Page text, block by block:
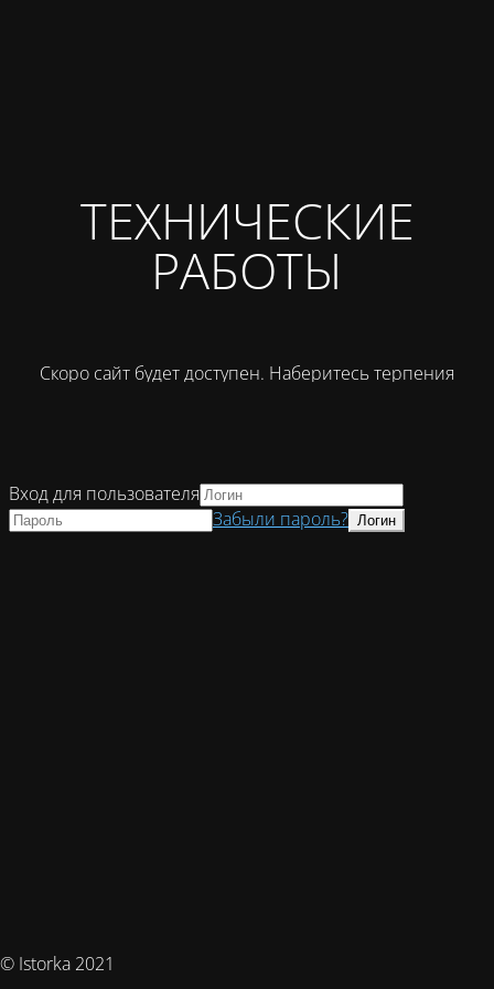
ТЕХНИЧЕСКИЕ
РАБОТЫ
Скоро сайт будет доступен. Наберитесь терпения
© Istorka 2021
Вход для пользователя
Забыли пароль?